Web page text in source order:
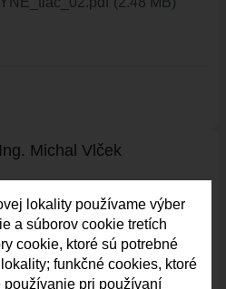
Ing. Michal Vlček
212 95 212
lokality používame výber
a súborov cookie tretích
cookie, ktoré sú potrebné
funkčné cookies, ktoré
pri používaní